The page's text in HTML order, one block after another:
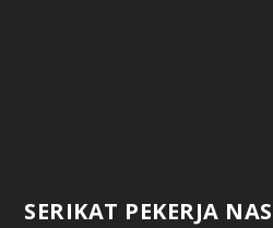
SERIKAT PEKERJA